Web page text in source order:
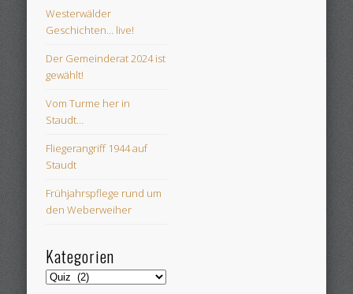
Westerwälder
Geschichten… live!
Der Gemeinderat 2024 ist
gewählt!
Vom Turme her in
Staudt…
Fliegerangriff 1944 auf
Staudt
Frühjahrspflege rund um
den Weberweiher
Kategorien
Kategorien